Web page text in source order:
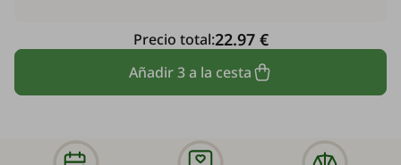
Añadir 3 a la cesta
Precio total:22.97 €